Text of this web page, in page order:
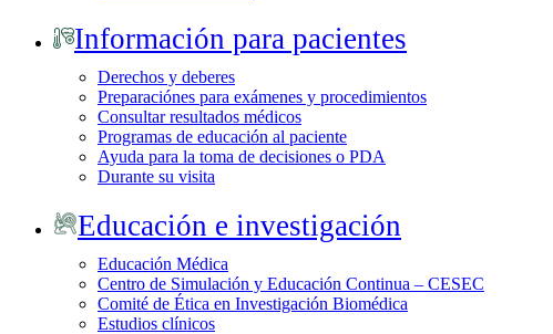
Información para pacientes
Derechos y deberes
Preparaciónes para exámenes y procedimientos
Consultar resultados médicos
Programas de educación al paciente
Ayuda para la toma de decisiones o PDA
Durante su visita
Educación e investigación
Educación Médica
Centro de Simulación y Educación Continua – CESEC
Comité de Ética en Investigación Biomédica
Estudios clínicos